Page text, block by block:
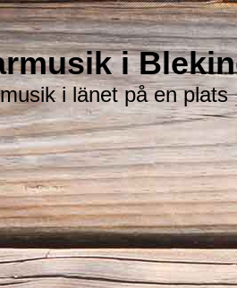
i
i länet på en plats